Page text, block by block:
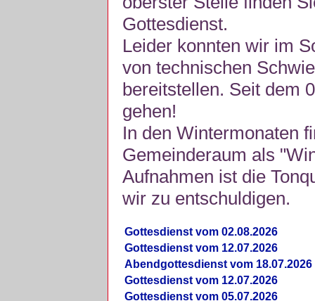
Gottesdienst.
Leider konnten wir im
von technischen
bereitstellen. Seit dem
gehen!
In den Wintermonaten
Gemeinderaum als
Aufnahmen ist die
wir zu entschuldigen.
Gottesdienst vom 02.08.2026
Gottesdienst vom 12.07.2026
Abendgottesdienst vom 18.07.2026
Gottesdienst vom 12.07.2026
Gottesdienst vom 05.07.2026